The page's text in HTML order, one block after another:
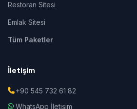
Restoran Sitesi
Emlak Sitesi
Tüm Paketler
İletişim
+90 545 732 61 82
WhatsApp İletişim